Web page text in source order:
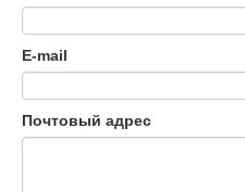
E-mail
Почтовый адрес